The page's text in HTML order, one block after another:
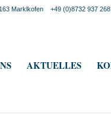
Marklkofen +49 (0)8732 937 268
AKTUELLES